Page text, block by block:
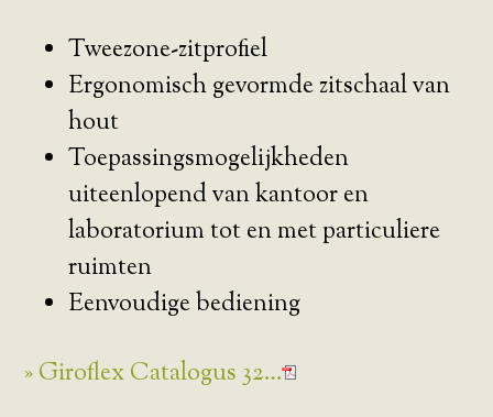
Tweezone-zitprofiel
Ergonomisch gevormde zitschaal van
hout
Toepassingsmogelijkheden
uiteenlopend van kantoor en
laboratorium tot en met particuliere
ruimten
Eenvoudige bediening
» Giroflex Catalogus 32…